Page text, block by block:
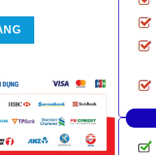
Benz số lượng